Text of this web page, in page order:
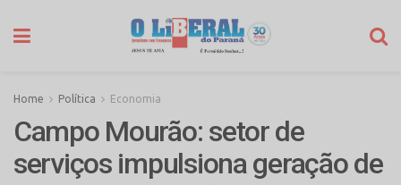
Home Política Economia
Campo Mourão: setor de
serviços impulsiona geração de